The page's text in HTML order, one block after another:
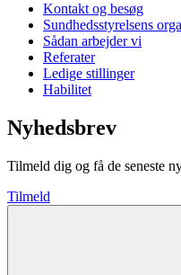
Kontakt og besøg
Sundhedsstyrelsens
Sådan arbejder vi
Referater
Ledige stillinger
Habilitet
Nyhedsbrev
Tilmeld dig og få de seneste
Tilmeld